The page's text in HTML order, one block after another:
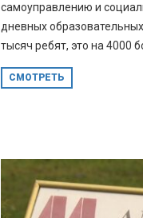
самоуправлению и
дневных
тысяч ребят, это на 4000
СМОТРЕТЬ